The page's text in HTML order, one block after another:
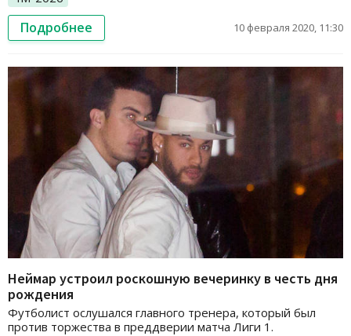
Подробнее 10 февраля 2020, 11:30
Неймар устроил роскошную вечеринку в честь дня
рождения
Футболист ослушался главного тренера, который был
против торжества в преддверии матча Лиги 1.